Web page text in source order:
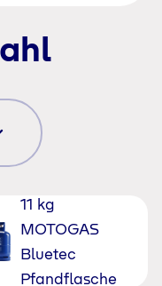
11 kg
MOTOGAS
Bluetec
Pfandflasche